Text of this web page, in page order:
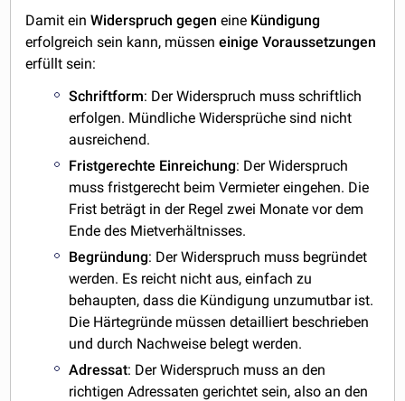
Damit einWiderspruch gegen eine Kündigung
erfolgreich sein kann, müsseneinige Voraussetzungen
erfüllt sein:
Schriftform: Der Widerspruch muss schriftlich
erfolgen. Mündliche Widersprüche sind nicht
ausreichend.
Fristgerechte Einreichung: Der Widerspruch
muss fristgerecht beim Vermieter eingehen. Die
Frist beträgt in der Regel zwei Monate vor dem
Ende des Mietverhältnisses.
Begründung: Der Widerspruch muss begründet
werden. Es reicht nicht aus, einfach zu
behaupten, dass die Kündigung unzumutbar ist.
Die Härtegründe müssen detailliert beschrieben
und durch Nachweise belegt werden.
Adressat: Der Widerspruch muss an den
richtigen Adressaten gerichtet sein, also an den